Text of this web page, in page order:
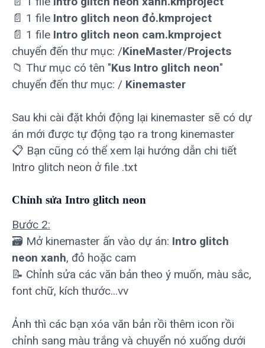
📄 1 file Intro glitch neon đỏ.kmproject
📄 1 file Intro glitch neon cam.kmproject
chuyển đến thư mục: /KineMaster/Projects
📁 Thư mục có tên "Kus Intro glitch neon"
chuyển đến thư mục: / Kinemaster
Sau khi cài đặt khởi động lại kinemaster sẽ có dự
án mới được tự động tạo ra trong kinemaster
📋 Bạn cũng có thể xem lại hướng dẫn chi tiết
Intro glitch neon ở file .txt
Chỉnh sửa Intro glitch neon
Bước 2:
🗃 Mở kinemaster ấn vào dự án: Intro glitch
neon xanh, đỏ hoặc cam
📝 Chỉnh sửa các văn bản theo ý muốn, màu sắc,
font chữ, kích thước...vv
Ảnh thì các bạn xóa văn bản rồi thêm icon rồi
chỉnh sang màu trắng và chuyển nó xuống dưới